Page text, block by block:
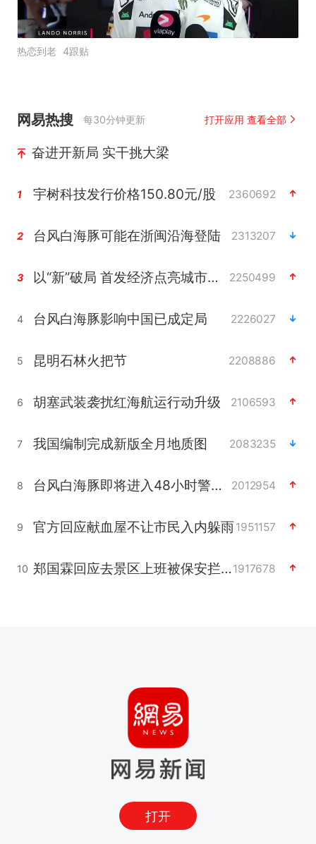
热恋到老 4跟贴
网易热搜 每30分钟更新 打开应用 查看全部
奋进开新局 实干挑大梁
1 宇树科技发行价格150.80元/股 2360692
2 台风白海豚可能在浙闽沿海登陆 2313207
3 以“新”破局 首发经济点亮城市消费活力 2250499
4 台风白海豚影响中国已成定局 2226027
5 昆明石林火把节 2208886
6 胡塞武装袭扰红海航运行动升级 2106593
7 我国编制完成新版全月地质图 2083235
8 台风白海豚即将进入48小时警戒线 2012954
9 官方回应献血屋不让市民入内躲雨1951157
10 郑国霖回应去景区上班被保安拦下1917678
打开